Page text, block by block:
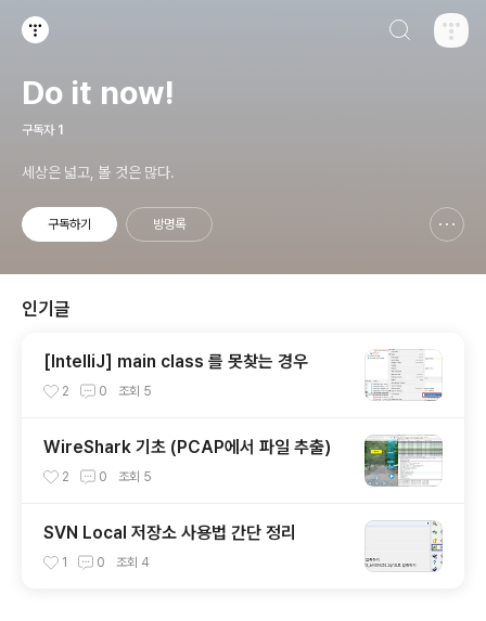
Do it now!
구독자 1
세상은 넓고, 볼 것은 많다.
구독하기 방명록
인기글
[IntelliJ] main class 를 못찾는 경우
2 0 조회 5
WireShark 기초 (PCAP에서 파일 추출)
2 0 조회 5
SVN Local 저장소 사용법 간단 정리
1 0 조회 4